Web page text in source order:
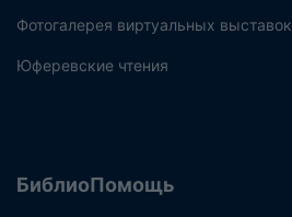
Фотогалерея виртуальных выставок
Юферевские чтения
БиблиоПомощь